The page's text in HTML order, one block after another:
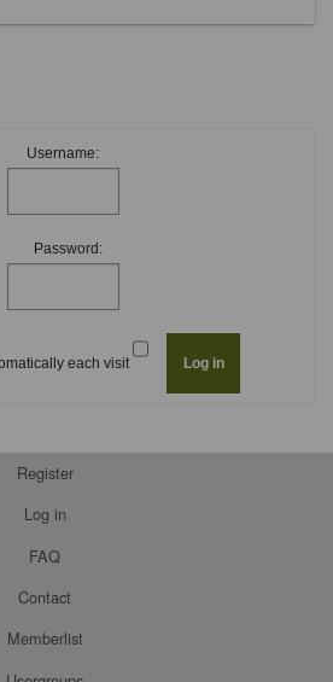
Username:
Password:
each visit
Register
Log in
FAQ
Contact
Memberlist